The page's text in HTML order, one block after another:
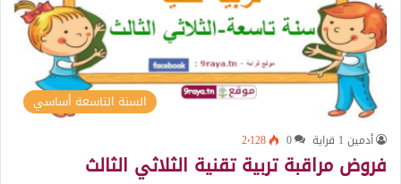
السنة التاسعة أساسي
أدمين 1 قراية 0 2٬128
فروض مراقبة تربية تقنية الثلاثي الثالث